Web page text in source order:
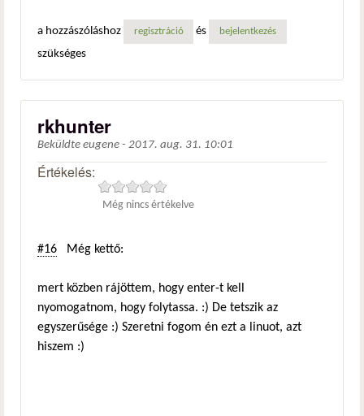
a hozzászóláshoz regisztráció és bejelentkezés
szükséges
rkhunter
Beküldte eugene - 2017. aug. 31. 10:01
Értékelés:
Még nincs értékelve
#16 Még kettő:
mert közben rájöttem, hogy enter-t kell
nyomogatnom, hogy folytassa. :) De tetszik az
egyszerűsége :) Szeretni fogom én ezt a linuot, azt
hiszem :)